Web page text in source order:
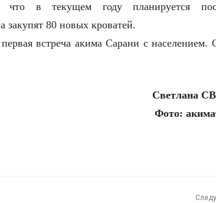
что в текущем году планируется
закупят 80 новых кроватей.
встреча акима Сарани с населением.
Светлана
Фото: